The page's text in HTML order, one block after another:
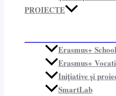
PROIECTE​
Erasmus+
Erasmus+
Inițiative și
SmartLab